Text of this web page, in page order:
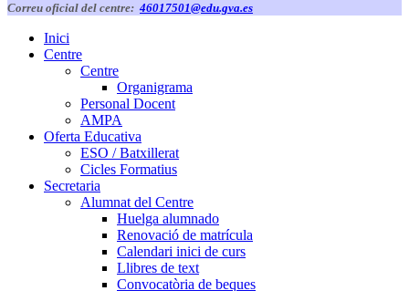
Correu oficial del centre: 46017501@edu.gva.es
Inici
Centre
Centre
Organigrama
Personal Docent
AMPA
Oferta Educativa
ESO / Batxillerat
Cicles Formatius
Secretaria
Alumnat del Centre
Huelga alumnado
Renovació de matrícula
Calendari inici de curs
Llibres de text
Convocatòria de beques